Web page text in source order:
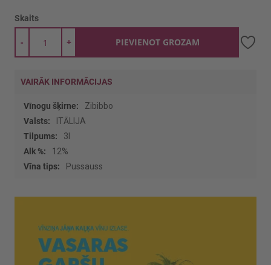
Skaits
+
- PIEVIENOT GROZAM
VAIRĀK INFORMĀCIJAS
Vairāk
informācijas
Zibibbo
ITĀLIJA
3l
12%
Pussauss